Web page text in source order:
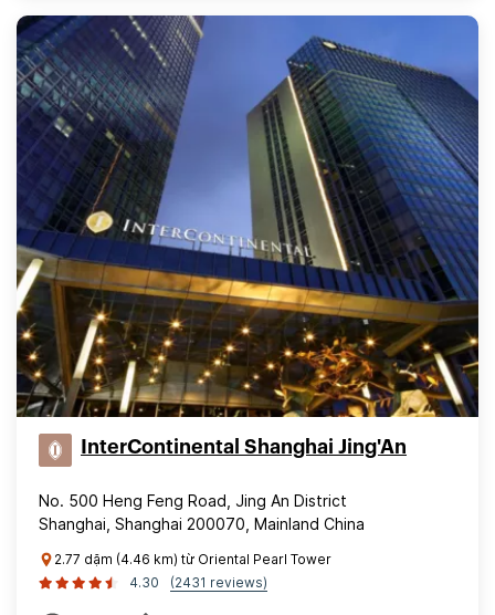
InterContinental Shanghai Jing'An
No. 500 Heng Feng Road, Jing An District
Shanghai, Shanghai 200070, Mainland China
2.77 dặm (4.46 km) từ Oriental Pearl Tower
4.30
(2431 reviews)